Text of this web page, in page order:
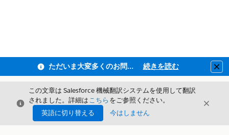
ただいま大変多くのお問い合わせをいただいており、ご連絡までにお時間を頂戴しております 続きを読む
閉じる
この文章は Salesforce 機械翻訳システムを使用して翻訳
されました。詳細はこちら をご参照ください。
英語に切り替える
今はしません
閉じる